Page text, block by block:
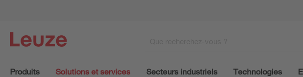
Produits Solutions et services Secteurs industriels Technologies